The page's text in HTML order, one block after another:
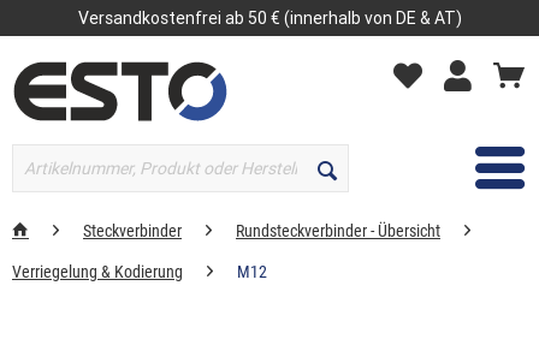
Versandkostenfrei ab 50 € (innerhalb von DE & AT)
MENÜ
Steckverbinder Rundsteckverbinder - Übersicht
Verriegelung & Kodierung M12